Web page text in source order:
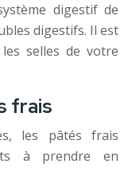
digestif de
digestifs. Il est
selles de votre
frais
les pâtés frais
à prendre en